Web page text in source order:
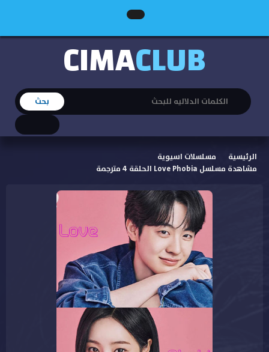
CIMACLUB
الرئيسية
مسلسلات اسيوية
مشاهدة مسلسل Love Phobia الحلقة 4 مترجمة